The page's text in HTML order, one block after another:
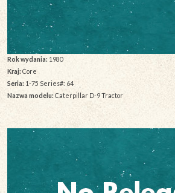
Rok wydania: 1980
Kraj:Core
Seria: 1-75 Series#: 64
Nazwa modelu: Caterpillar D-9 Tractor